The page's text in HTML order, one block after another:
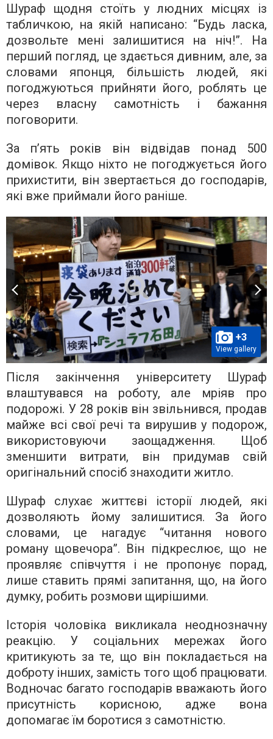
Шураф щодня стоїть у людних місцях із
табличкою, на якій написано: “Будь ласка,
дозвольте мені залишитися на ніч!”. На
перший погляд, це здається дивним, але, за
словами японця, більшість людей, які
погоджуються прийняти його, роблять це
через власну самотність і бажання
поговорити.
За п’ять років він відвідав понад 500
домівок. Якщо ніхто не погоджується його
прихистити, він звертається до господарів,
які вже приймали його раніше.
+3
View gallery
Після закінчення університету Шураф
влаштувався на роботу, але мріяв про
подорожі. У 28 років він звільнився, продав
майже всі свої речі та вирушив у подорож,
використовуючи заощадження. Щоб
зменшити витрати, він придумав свій
оригінальний спосіб знаходити житло.
Шураф слухає життєві історії людей, які
дозволяють йому залишитися. За його
словами, це нагадує “читання нового
роману щовечора”. Він підкреслює, що не
проявляє співчуття і не пропонує порад,
лише ставить прямі запитання, що, на його
думку, робить розмови щирішими.
Історія чоловіка викликала неоднозначну
реакцію. У соціальних мережах його
критикують за те, що він покладається на
доброту інших, замість того щоб працювати.
Водночас багато господарів вважають його
присутність корисною, адже вона
допомагає їм боротися з самотністю.